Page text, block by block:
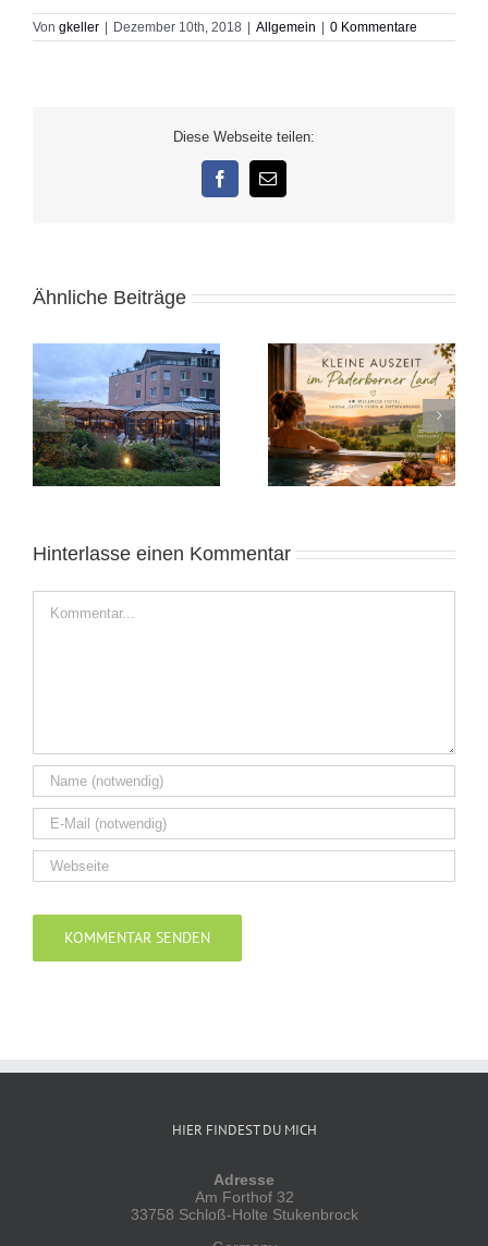
Von gkeller | Dezember 10th, 2018 | Allgemein | 0 Kommentare
Diese Webseite teilen:
Facebook
E-
Mail
Ähnliche Beiträge
Kleine Auszeit in
Ostwestfalen
Alicante November
2025: Sonnige Auszeit
Hinterlasse einen Kommentar
Kommentar
HIER FINDEST DU MICH
Adresse
Am Forthof 32
33758 Schloß-Holte Stukenbrock